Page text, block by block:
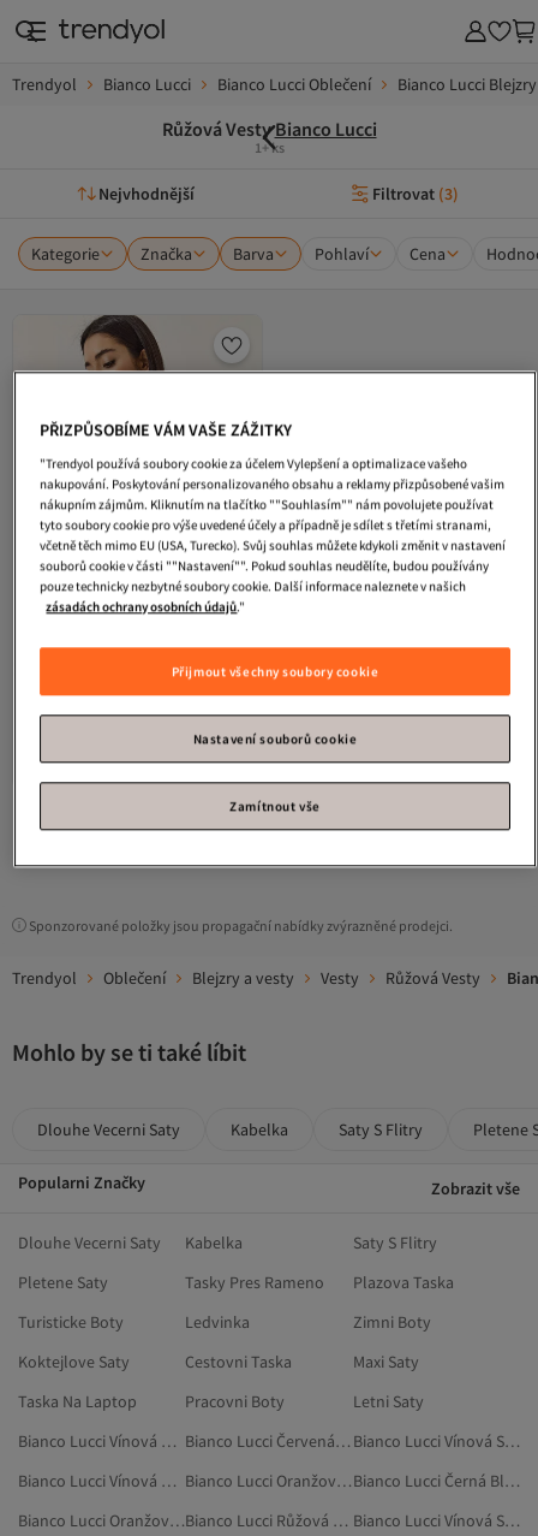
Trendyol Bianco Lucci Bianco Lucci Oblečení Bianco Lucci
Růžová VestyBianco Lucci
1+ ks
Nejvhodnější Filtrovat (3)
Kategorie Značka Barva Pohlaví Cena
Bianco Lucci
Dámská běžná tkaná
vesta s límcem Bisilet se zlatým
799
Sponzorované položky jsou propagační nabídky zvýrazněné prodejci.
Trendyol Oblečení Blejzry a vesty Vesty Růžová Vesty
Mohlo by se ti také líbit
Dlouhe Vecerni Saty Kabelka Saty S Flitry Pletene
Popularni Značky Zobrazit vše
Dlouhe Vecerni Saty Kabelka
Saty S Flitry
Pletene Saty
Tasky Pres Rameno
Plazova Taska
Turisticke Boty
Ledvinka
Zimni Boty
Koktejlove Saty
Cestovni Taska
Maxi Saty
Taska Na Laptop
Pracovni Boty
Letni Saty
Bianco Lucci Vínová Blejzry A Vesty
Bianco Lucci Červená Svetry
Bianco Lucci Vínová Svetrové Vesty
Bianco Lucci Vínová Oblečení
Bianco Lucci Oranžová Blejzry A Vesty
Bianco Lucci Černá Blejzry A Vesty
Bianco Lucci Oranžová Oblečení
Bianco Lucci Růžová Trička
Bianco Lucci Vínová Svetry
PŘIZPŮSOBÍME VÁM VAŠE ZÁŽITKY
"Trendyol používá soubory cookie za účelem Vylepšení a optimalizace vašeho
nakupování. Poskytování personalizovaného obsahu a reklamy přizpůsobené vašim
nákupním zájmům. Kliknutím na tlačítko ""Souhlasím"" nám povolujete používat
tyto soubory cookie pro výše uvedené účely a případně je sdílet s třetími stranami,
včetně těch mimo EU (USA, Turecko). Svůj souhlas můžete kdykoli změnit v nastavení
souborů cookie v části ""Nastavení"". Pokud souhlas neudělíte, budou používány
pouze technicky nezbytné soubory cookie. Další informace naleznete v našich
zásadách ochrany osobních údajů."
Přijmout všechny soubory cookie
Nastavení souborů cookie
Zamítnout vše